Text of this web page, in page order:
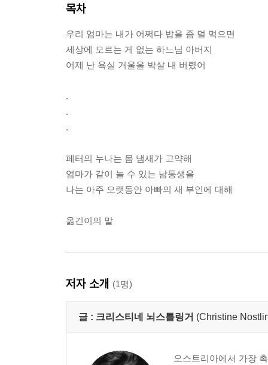
목차
우리 엄마는 내가 어쩌다 밥을 좀 덜 먹으면
세상에 모르는 게 없는 하느님 아버지
어제 난 욕실 거울을 박살 내 버렸어
.
.
.
페터의 누나는 몸 냄새가 고약해
엄마가 같이 놀 수 있는 남동생을
나는 아주 오랫동안 아빠의 새 부인에 대해
옮긴이의 말
저자 소개 (1명)
글 : 크리스티네 뇌스틀링거 (Christine
오스트리아에서 가장